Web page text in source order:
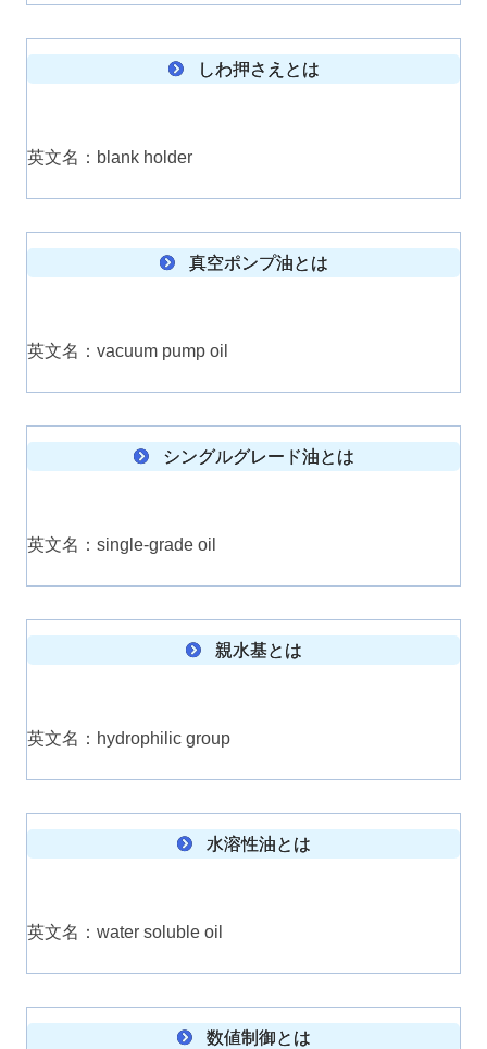
しわ押さえとは
英文名：blank holder
真空ポンプ油とは
英文名：vacuum pump oil
シングルグレード油とは
英文名：single-grade oil
親水基とは
英文名：hydrophilic group
水溶性油とは
英文名：water soluble oil
数値制御とは